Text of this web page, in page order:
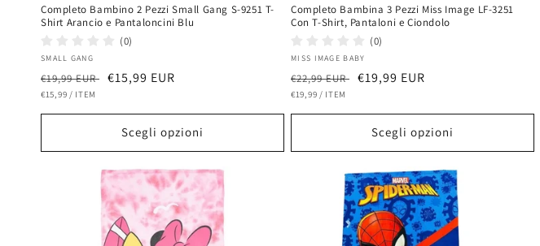
Completo Bambino 2 Pezzi Small Gang S-9251 T-
Shirt Arancio e Pantaloncini Blu
(0)
Fornitore:
SMALL GANG
Prezzo
di
listino
€19,99 EUR Prezzo
€15,99 EUR
PREZZO
€15,99 / PER
ITEM
Scegli opzioni
Completo Bambina 3 Pezzi Miss Image LF-3251
Con T-Shirt, Pantaloni e Ciondolo
(0)
Fornitore:
MISS IMAGE BABY
Prezzo
di
listino
€22,99 EUR Prezzo
€19,99 EUR
PREZZO
€19,99 / PER
ITEM
Scegli opzioni